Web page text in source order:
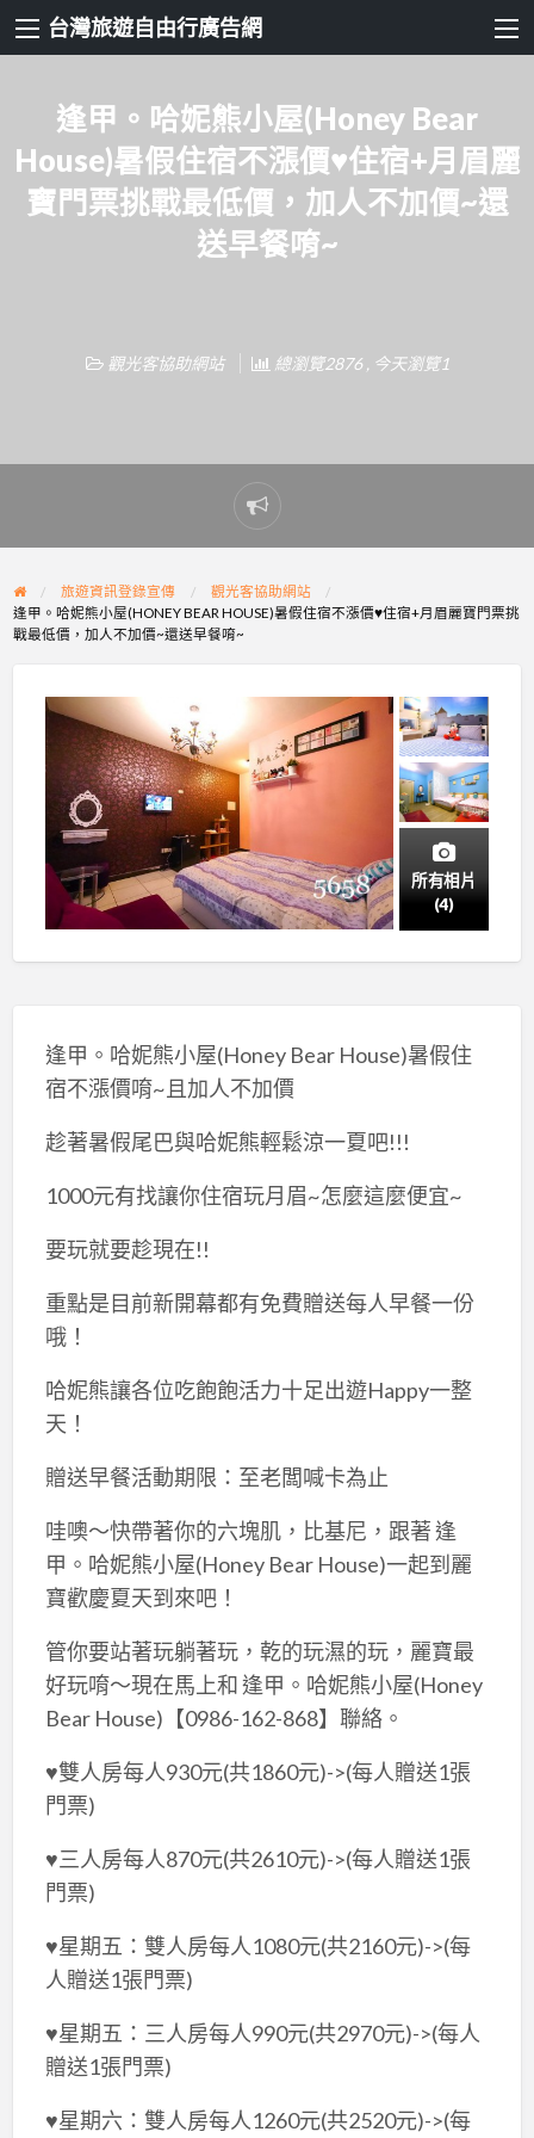
台灣旅遊自由行廣告網
逢甲。哈妮熊小屋(Honey Bear
House)暑假住宿不漲價♥住宿+月眉麗
寶門票挑戰最低價，加人不加價~還
送早餐唷~
觀光客協助網站 總瀏覽2876 , 今天瀏覽1
Report
problem
旅遊資訊登錄宣傳
觀光客協助網站
逢甲。哈妮熊小屋(HONEY BEAR HOUSE)暑假住宿不漲價♥住宿+月眉麗寶門票挑
戰最低價，加人不加價~還送早餐唷~
所有相片
(4)
逢甲。哈妮熊小屋(Honey Bear House)暑假住
宿不漲價唷~且加人不加價
趁著暑假尾巴與哈妮熊輕鬆涼一夏吧!!!
1000元有找讓你住宿玩月眉~怎麼這麼便宜~
要玩就要趁現在!!
重點是目前新開幕都有免費贈送每人早餐一份
哦！
哈妮熊讓各位吃飽飽活力十足出遊Happy一整
天！
贈送早餐活動期限：至老闆喊卡為止
哇噢～快帶著你的六塊肌，比基尼，跟著 逢
甲。哈妮熊小屋(Honey Bear House)一起到麗
寶歡慶夏天到來吧！
管你要站著玩躺著玩，乾的玩濕的玩，麗寶最
好玩唷～現在馬上和 逢甲。哈妮熊小屋(Honey
Bear House)【0986-162-868】聯絡。
♥雙人房每人930元(共1860元)->(每人贈送1張
門票)
♥三人房每人870元(共2610元)->(每人贈送1張
門票)
♥星期五：雙人房每人1080元(共2160元)->(每
人贈送1張門票)
♥星期五：三人房每人990元(共2970元)->(每人
贈送1張門票)
♥星期六：雙人房每人1260元(共2520元)->(每